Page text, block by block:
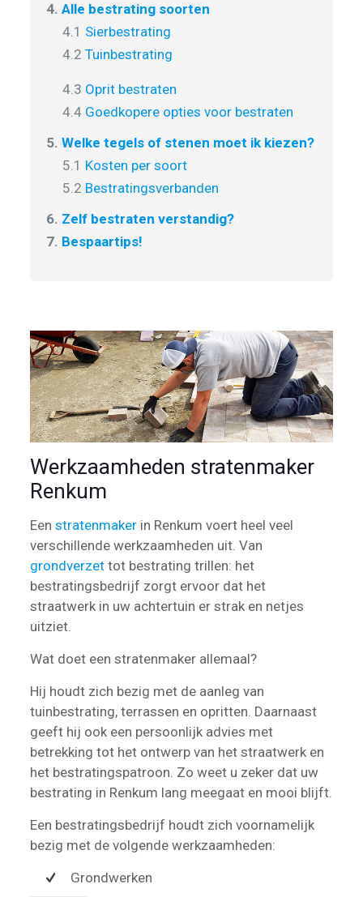
4. Alle bestrating soorten
4.1 Sierbestrating
4.2 Tuinbestrating
4.3 Oprit bestraten
4.4 Goedkopere opties voor bestraten
5. Welke tegels of stenen moet ik kiezen?
5.1 Kosten per soort
5.2 Bestratingsverbanden
6. Zelf bestraten verstandig?
7. Bespaartips!
Werkzaamheden stratenmaker
Renkum
Een stratenmakerin Renkum voert heel veel
verschillende werkzaamheden uit. Van
grondverzettot bestrating trillen: het
bestratingsbedrijf zorgt ervoor dat het
straatwerk in uw achtertuin er strak en netjes
uitziet.
Wat doet een stratenmaker allemaal?
Hij houdt zich bezig met de aanleg van
tuinbestrating, terrassen en opritten. Daarnaast
geeft hij ook een persoonlijk advies met
betrekking tot het ontwerp van het straatwerk en
het bestratingspatroon. Zo weet u zeker dat uw
bestrating in Renkum lang meegaat en mooi blijft.
Een bestratingsbedrijf houdt zich voornamelijk
bezig met de volgende werkzaamheden:
Grondwerken